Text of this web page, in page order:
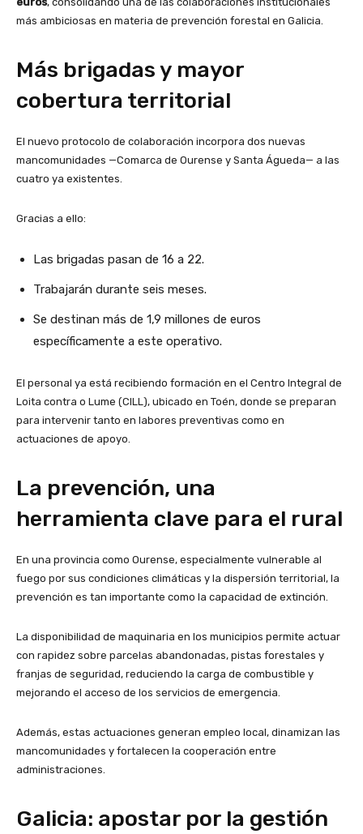
más ambiciosas en materia de prevención forestal en Galicia.
Más brigadas y mayor
cobertura territorial
El nuevo protocolo de colaboración incorpora dos nuevas
mancomunidades —Comarca de Ourense y Santa Águeda— a las
cuatro ya existentes.
Gracias a ello:
Las brigadas pasan de 16 a 22.
Trabajarán durante seis meses.
Se destinan más de 1,9 millones de euros
específicamente a este operativo.
El personal ya está recibiendo formación en el Centro Integral de
Loita contra o Lume (CILL), ubicado en Toén, donde se preparan
para intervenir tanto en labores preventivas como en
actuaciones de apoyo.
La prevención, una
herramienta clave para el rural
En una provincia como Ourense, especialmente vulnerable al
fuego por sus condiciones climáticas y la dispersión territorial, la
prevención es tan importante como la capacidad de extinción.
La disponibilidad de maquinaria en los municipios permite actuar
con rapidez sobre parcelas abandonadas, pistas forestales y
franjas de seguridad, reduciendo la carga de combustible y
mejorando el acceso de los servicios de emergencia.
Además, estas actuaciones generan empleo local, dinamizan las
mancomunidades y fortalecen la cooperación entre
administraciones.
Galicia: apostar por la gestión